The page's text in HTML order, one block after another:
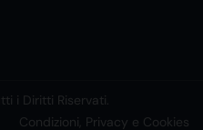
i Diritti Riservati.
Condizioni, Privacy e Cookies